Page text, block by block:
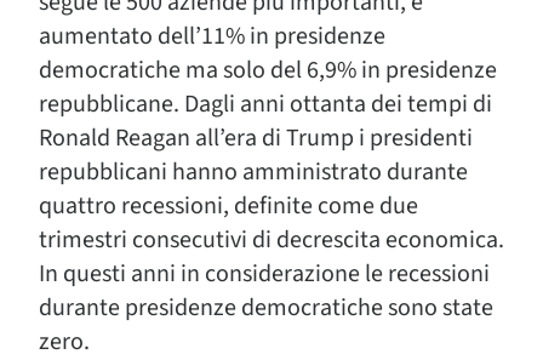
aumentato dell’11% in presidenze
democratiche ma solo del 6,9% in presidenze
repubblicane. Dagli anni ottanta dei tempi di
Ronald Reagan all’era di Trump i presidenti
repubblicani hanno amministrato durante
quattro recessioni, definite come due
trimestri consecutivi di decrescita economica.
In questi anni in considerazione le recessioni
durante presidenze democratiche sono state
zero.